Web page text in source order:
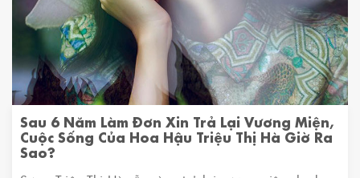
Sau 6 Năm Làm Đơn Xin Trả Lại Vương Miện,
Cuộc Sống Của Hoa Hậu Triệu Thị Hà Giờ Ra
Sao?